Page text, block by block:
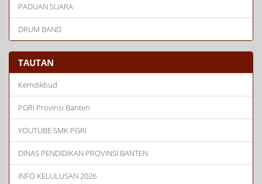
PADUAN SUARA
DRUM BAND
TAUTAN
Kemdikbud
PGRI Provinsi Banten
YOUTUBE SMK PGRI
DINAS PENDIDIKAN PROVINSI BANTEN
INFO KELULUSAN 2026